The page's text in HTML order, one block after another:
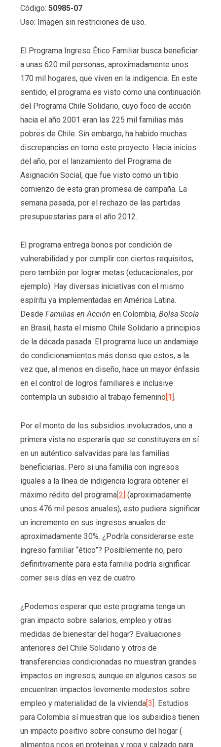
Código: 50985-07
Uso: Imagen sin restriciones de uso.
El Programa Ingreso Ético Familiar busca beneficiar
a unas 620 mil personas, aproximadamente unos
170 mil hogares, que viven en la indigencia. En este
sentido, el programa es visto como una continuación
del Programa Chile Solidario, cuyo foco de acción
hacia el año 2001 eran las 225 mil familias más
pobres de Chile. Sin embargo, ha habido muchas
discrepancias en torno este proyecto. Hacia inicios
del año, por el lanzamiento del Programa de
Asignación Social, que fue visto como un tibio
comienzo de esta gran promesa de campaña. La
semana pasada, por el rechazo de las partidas
presupuestarias para el año 2012.
El programa entrega bonos por condición de
vulnerabilidad y por cumplir con ciertos requisitos,
pero también por lograr metas (educacionales, por
ejemplo). Hay diversas iniciativas con el mismo
espíritu ya implementadas en América Latina.
Desde Familias en Acción en Colombia, Bolsa Scola
en Brasil, hasta el mismo Chile Solidario a principios
de la década pasada. El programa luce un andamiaje
de condicionamientos más denso que estos, a la
vez que, al menos en diseño, hace un mayor énfasis
en el control de logros familiares e inclusive
contempla un subsidio al trabajo femenino [1] .
Por el monto de los subsidios involucrados, uno a
primera vista no esperaría que se constituyera en sí
en un auténtico salvavidas para las familias
beneficiarias. Pero si una familia con ingresos
iguales a la línea de indigencia lograra obtener el
máximo rédito del programa[2] (aproximadamente
unos 476 mil pesos anuales), esto pudiera significar
un incremento en sus ingresos anuales de
aproximadamente 30%. ¿Podría considerarse este
ingreso familiar “ético”? Posiblemente no, pero
definitivamente para esta familia podría significar
comer seis días en vez de cuatro.
¿Podemos esperar que este programa tenga un
gran impacto sobre salarios, empleo y otras
medidas de bienestar del hogar? Evaluaciones
anteriores del Chile Solidario y otros de
transferencias condicionadas no muestran grandes
impactos en ingresos, aunque en algunos casos se
encuentran impactos levemente modestos sobre
empleo y materialidad de la vivienda[3]. Estudios
para Colombia sí muestran que los subsidios tienen
un impacto positivo sobre consumo del hogar (
alimentos ricos en proteínas y ropa y calzado para